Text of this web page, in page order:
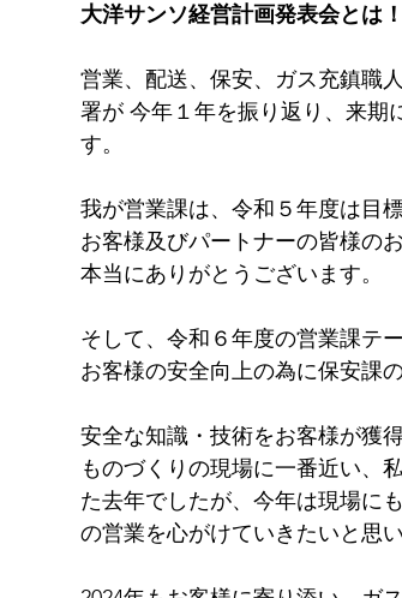
大洋サンソ経営計画発表会とは
営業、配送、保安、ガス充鎮職
署が 今年１年を振り返り、来期
す。
我が営業課は、令和５年度は目
お客様及びパートナーの皆様のお
本当にありがとうございます。
そして、令和６年度の営業課テ
お客様の安全向上の為に保安課
安全な知識・技術をお客様が獲
ものづくりの現場に一番近い、
た去年でしたが、今年は現場に
の営業を心がけていきたいと思い